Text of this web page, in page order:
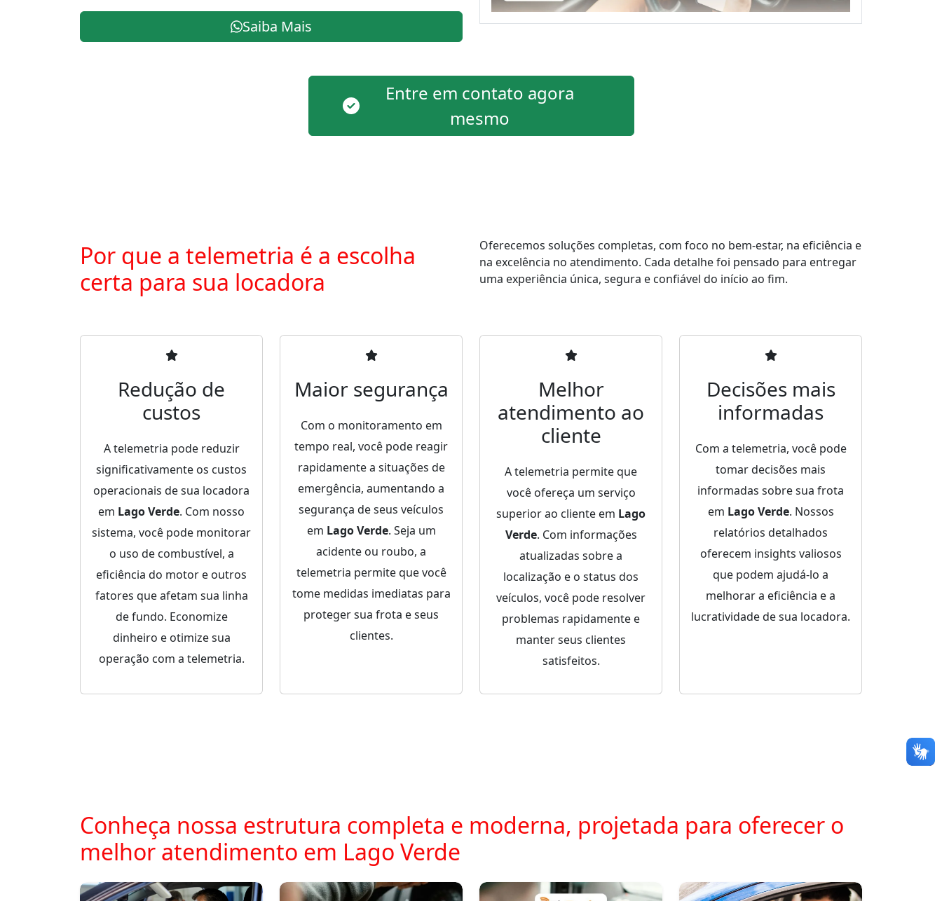
Saiba Mais
Entre em contato agora
mesmo
Por que a telemetria é a escolha
certa para sua locadora
Oferecemos soluções completas, com foco no bem-estar, na eficiência e
na excelência no atendimento. Cada detalhe foi pensado para entregar
uma experiência única, segura e confiável do início ao fim.
Redução de
custos
A telemetria pode reduzir
significativamente os custos
operacionais de sua locadora
em Lago Verde. Com nosso
sistema, você pode monitorar
o uso de combustível, a
eficiência do motor e outros
fatores que afetam sua linha
de fundo. Economize
dinheiro e otimize sua
operação com a telemetria.
Maior segurança
Com o monitoramento em
tempo real, você pode reagir
rapidamente a situações de
emergência, aumentando a
segurança de seus veículos
em Lago Verde. Seja um
acidente ou roubo, a
telemetria permite que você
tome medidas imediatas para
proteger sua frota e seus
clientes.
Melhor
atendimento ao
cliente
A telemetria permite que
você ofereça um serviço
superior ao cliente em Lago
Verde. Com informações
atualizadas sobre a
localização e o status dos
veículos, você pode resolver
problemas rapidamente e
manter seus clientes
satisfeitos.
Decisões mais
informadas
Com a telemetria, você pode
tomar decisões mais
informadas sobre sua frota
em Lago Verde. Nossos
relatórios detalhados
oferecem insights valiosos
que podem ajudá-lo a
melhorar a eficiência e a
lucratividade de sua locadora.
Conheça nossa estrutura completa e moderna, projetada para oferecer o
melhor atendimento em Lago Verde